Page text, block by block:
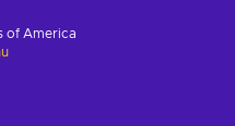
of America